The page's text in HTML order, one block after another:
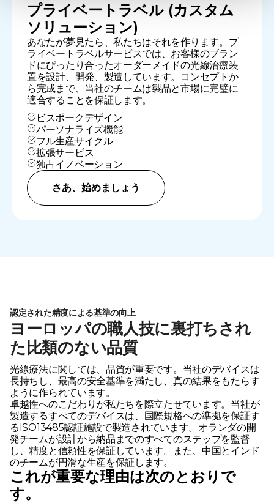
プライベートラベル (カスタム
ソリューション)
あなたが夢見たら、私たちはそれを作ります。プ
ライベートラベルサービスでは、お客様のブラン
ドにぴったり合ったオーダーメイドの光線治療装
置を設計、開発、製造しています。コンセプトか
ら完成まで、当社のチームは製品と市場に完璧に
適合することを保証します。
ビスポークデザイン
パーソナライズ機能
フル生産サイクル
拡張サービス
独占イノベーション
さあ、始めましょう
認定された精度による基準の向上
ヨーロッパの職人技に裏打ちされ
た比類のない品質
光線療法に関しては、品質が重要です。当社のデバイスは
長持ちし、最高の安全基準を満たし、真の結果をもたらす
ように作られています。
卓越性へのこだわりが私たちを際立たせています。当社が
製造するすべてのデバイスは、国際規格への準拠を保証す
るISO13485認証施設で製造されています。オランダの開
発チームが設計から納品までのすべてのステップを監督
し、精度と信頼性を保証しています。また、中国とインド
のチームが円滑な生産を保証します。
これが重要な理由は次のとおりで
す。